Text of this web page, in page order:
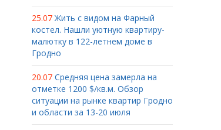
25.07 Жить с видом на Фарный
костел. Нашли уютную квартиру-
малютку в 122-летнем доме в
Гродно
20.07 Средняя цена замерла на
отметке 1200 $/кв.м. Обзор
ситуации на рынке квартир Гродно
и области за 13-20 июля